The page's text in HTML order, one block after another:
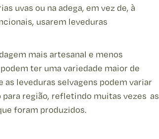
uvas ou na adega, em vez de, à
usarem leveduras
mais artesanal e menos
ter uma variedade maior de
as leveduras selvagens podem variar
para região, refletindo muitas vezes as
foram produzidos.